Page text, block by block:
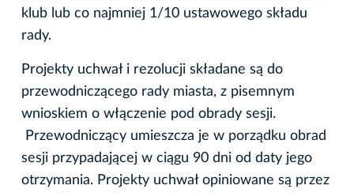
klub lub co najmniej 1/10 ustawowego składu
rady.
Projekty uchwał i rezolucji składane są do
przewodniczącego rady miasta, z pisemnym
wnioskiem o włączenie pod obrady sesji.
Przewodniczący umieszcza je w porządku obrad
sesji przypadającej w ciągu 90 dni od daty jego
otrzymania. Projekty uchwał opiniowane są przez